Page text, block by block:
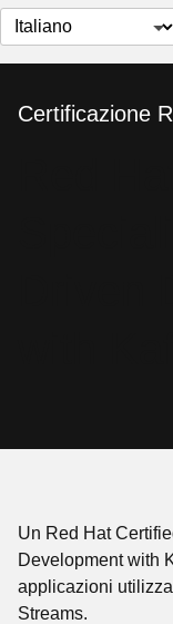
Cambia
lingua
Certificazione
Un Red Hat
Development with
applicazioni
Streams.